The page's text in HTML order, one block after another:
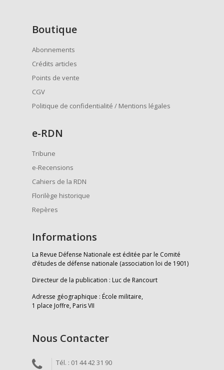
Boutique
Abonnements
Crédits articles
Points de vente
CGV
Politique de confidentialité / Mentions légales
e-RDN
Tribune
e-Recensions
Cahiers de la RDN
Florilège historique
Repères
Informations
La Revue Défense Nationale est éditée par le Comité
d’études de défense nationale (association loi de 1901)
Directeur de la publication : Luc de Rancourt
Adresse géographique : École militaire,
1 place Joffre, Paris VII
Nous Contacter
Tél. : 01 44 42 31 90